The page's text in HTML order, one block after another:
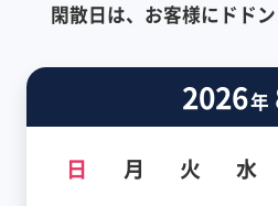
閑散日は、お客様にドド
2026年
日 月 火 水